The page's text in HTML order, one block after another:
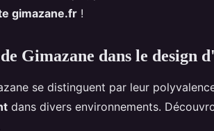
gimazane.fr !
Gimazane dans le design
se distinguent par leur
dans divers environnements.